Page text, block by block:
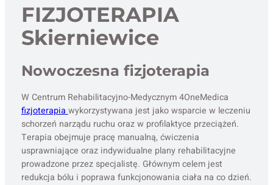
FIZJOTERAPIA
Skierniewice
Nowoczesna fizjoterapia
W Centrum Rehabilitacyjno-Medycznym 4OneMedica
fizjoterapiawykorzystywana jest jako wsparcie w leczeniu
schorzeń narządu ruchu oraz w profilaktyce przeciążeń.
Terapia obejmuje pracę manualną, ćwiczenia
usprawniające oraz indywidualne plany rehabilitacyjne
prowadzone przez specjalistę. Głównym celem jest
redukcja bólu i poprawa funkcjonowania ciała na co dzień.